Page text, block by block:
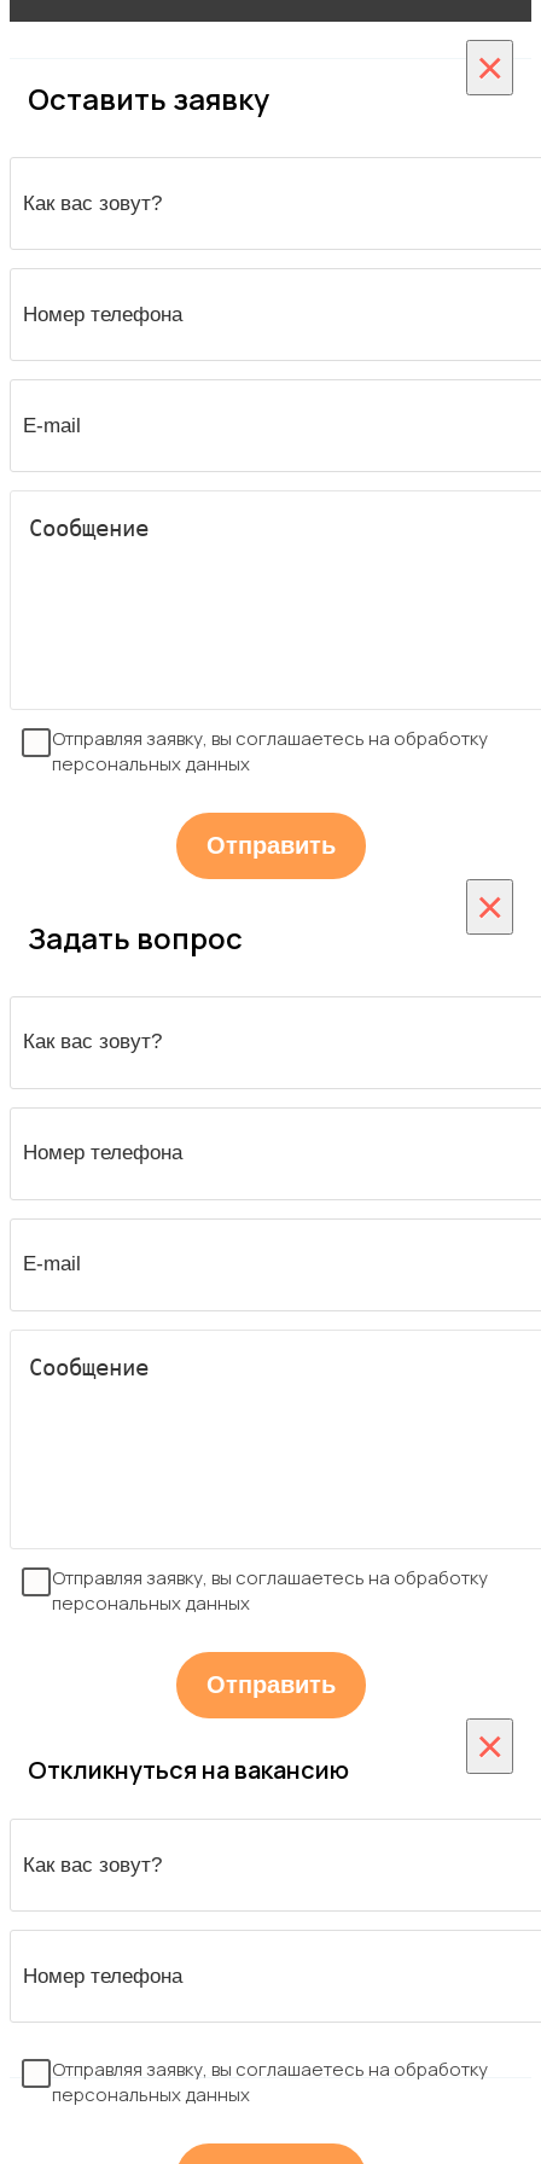
×
Оставить заявку
Отправляя заявку, вы соглашаетесь на обработку
персональных данных
×
Задать вопрос
Отправляя заявку, вы соглашаетесь на обработку
персональных данных
×
Откликнуться на вакансию
Отправляя заявку, вы соглашаетесь на обработку
персональных данных